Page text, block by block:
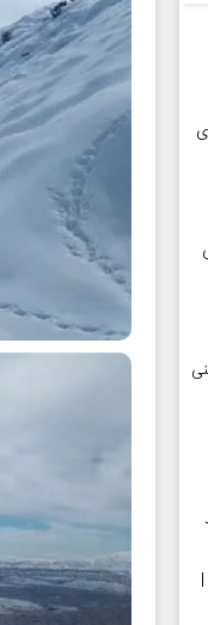
کمیسیون اجتماعی
صفحات نخست